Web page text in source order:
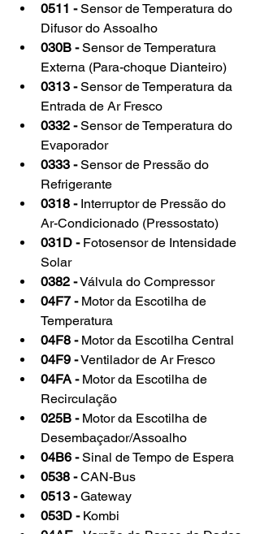
0511 - Sensor de Temperatura do
Difusor do Assoalho
030B - Sensor de Temperatura
Externa (Para-choque Dianteiro)
0313 - Sensor de Temperatura da
Entrada de Ar Fresco
0332 - Sensor de Temperatura do
Evaporador
0333 - Sensor de Pressão do
Refrigerante
0318 - Interruptor de Pressão do
Ar-Condicionado (Pressostato)
031D - Fotosensor de Intensidade
Solar
0382 - Válvula do Compressor
04F7 - Motor da Escotilha de
Temperatura
04F8 - Motor da Escotilha Central
04F9 - Ventilador de Ar Fresco
04FA - Motor da Escotilha de
Recirculação
025B - Motor da Escotilha de
Desembaçador/Assoalho
04B6 - Sinal de Tempo de Espera
0538 - CAN-Bus
0513 - Gateway
053D - Kombi